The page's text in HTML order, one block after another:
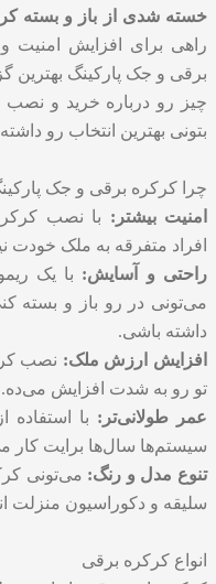
خسته شدی از باز و بسته
راهی برای افزایش
برقی و جک پارکینگ بهترین
چیز رو درباره خرید و
بتونی بهترین انتخاب رو
چرا کرکره برقی و جک
امنیت بیشتر: با نصب
افراد متفرقه به ملک خودت
راحتی و آسایش: با یک
می‌تونی در رو باز و بسته
داشته باشی.
افزایش ارزش ملک: نصب
تو رو به شدت افزایش می‌ده.
عمر طولانی‌تر: با
سیستم‌ها سال‌ها برایت کار
تنوع مدل و رنگ: می‌تونی
سلیقه و دکوراسیون منزلت
انواع کرکره برقی